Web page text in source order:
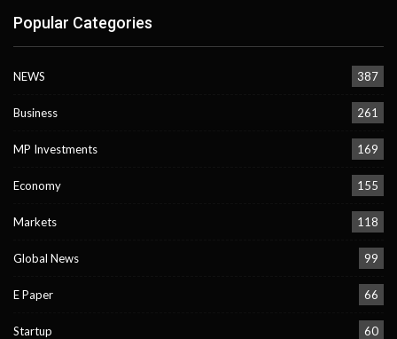
Popular Categories
NEWS 387
Business 261
MP Investments 169
Economy 155
Markets 118
Global News 99
E Paper 66
Startup 60